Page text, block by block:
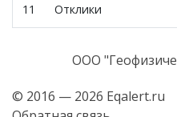
11 Отклики
© 2016 — 2026 Eqalert.ru
ООО